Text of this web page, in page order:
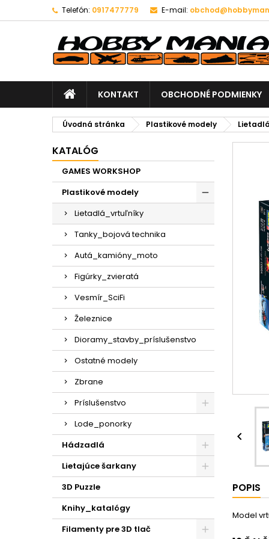
Telefón: 0917477779 E-mail:
KONTAKT OBCHODNÉ PODMIENKY
Úvodná stránka Plastikové modely
KATALÓG
GAMES WORKSHOP
Plastikové modely
Lietadlá_vrtuľníky
Tanky_bojová technika
Autá_kamióny_moto
Figúrky_zvieratá
Vesmír_SciFi
Železnice
Dioramy_stavby_príslušenstvo
Ostatné modely
Zbrane
Príslušenstvo
Lode_ponorky
Hádzadlá
Lietajúce šarkany
3D Puzzle
Knihy_katalógy
Filamenty pre 3D tlač

POPIS
Model